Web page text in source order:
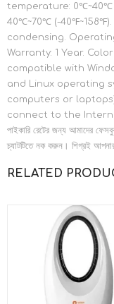
temperature: 0℃~40℃
40℃~70℃ (-
condensing.
Warranty: 1 Year.
compatible with
and Linux operating
computers or
connect to the Internet
পাইকারি রেটের জন্য আমাদের
চ্যাটটিতে নক করুন। শিগ্রই
RELATED